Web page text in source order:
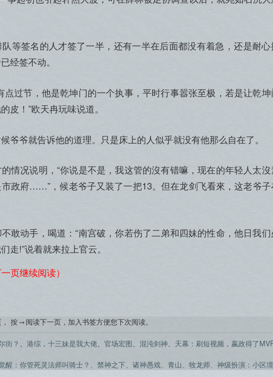
等签名的人才签了一半，还有一半在后面都没有着急，还是耐心
经签不动。
点过节，他是乾坤门的一个执事，平时行事嚣张至极，若是让乾坤
皮！”欧天冉玩味说道。
爷爷就告诉他的道理。只是床上的人似乎就没有他那么自在了。
情况说明，“你说是不是，我这管的沒有错嘛，现在的年轻人太
政府……”，候老爷子又装了一把13。但在龙剑飞看來，这老爷子
敢动手，喝道：“南宫破，你若伤了二弟和四妹的性命，他日我们
走!”说着就来拉上官云。
页继续阅读）
， 按⟶阅读下一页，加入书签方便您下次阅读。
街？ 、 港综，十三妹是我大佬、 官场宏图、 混沌剑神、 天幕：刷短视频，嬴政得了
醒：你管死灵法师叫骑士？ 、 禁神之下、 诸神愚戏、 青山、 牧龙师、 神级扮演：小区